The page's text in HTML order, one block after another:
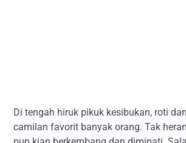
Di tengah hiruk pikuk kesibukan, roti
camilan favorit banyak orang. Tak